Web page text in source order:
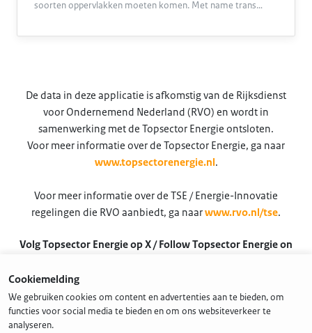
soorten oppervlakken moeten komen. Met name trans…
De data in deze applicatie is afkomstig van de Rijksdienst
voor Ondernemend Nederland (RVO) en wordt in
samenwerking met de Topsector Energie ontsloten.
Voor meer informatie over de Topsector Energie, ga naar
www.topsectorenergie.nl .
Voor meer informatie over de TSE / Energie-Innovatie
regelingen die RVO aanbiedt, ga naarwww.rvo.nl/tse.
Volg Topsector Energie op X / Follow Topsector Energie on
Cookiemelding
We gebruiken cookies om content en advertenties aan te bieden, om
functies voor social media te bieden en om ons websiteverkeer te
analyseren.